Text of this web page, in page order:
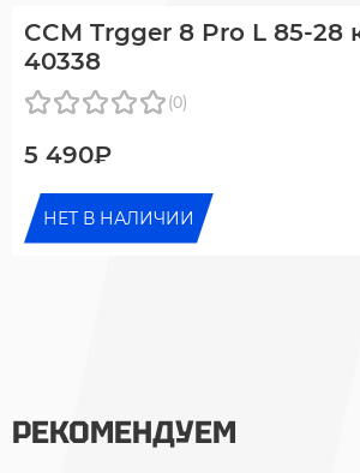
CCM Trgger 8 Pro L 85-28
40338
(0)
5 490₽
НЕТ В НАЛИЧИИ
РЕКОМЕНДУЕМ